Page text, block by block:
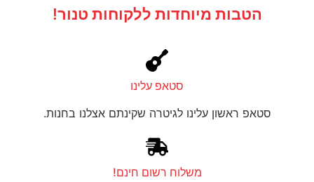
הטבות מיוחדות ללקוחות טנור!
סטאפ עלינו
סטאפ ראשון עלינו לגיטרה שקינתם אצלנו בחנות.
משלוח רשום חינם!